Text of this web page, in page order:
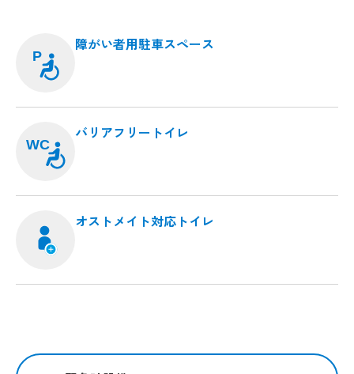
P
障がい者用駐車スペース
WC
バリアフリートイレ
オストメイト対応トイレ